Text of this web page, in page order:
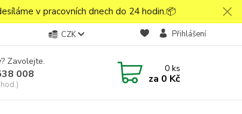
v pracovních dnech do 24 hodin.📦
CZK Přihlášení
Zavolejte.
008 0ks
za 0 Kč